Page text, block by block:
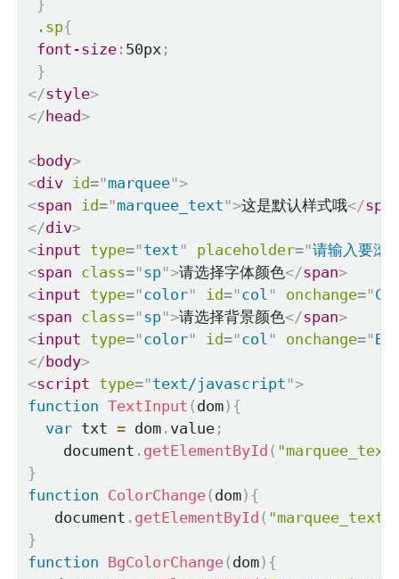
}
.sp{
font-size : 50px ;
}
</style>
</ head>
<body>
<div id="marquee">
<span id="marquee_text ">这是默认样式哦</
</div>
<input type="text " placeholder="请输入要滚
<span class="sp">请选择字体颜色</span>
<input type="color" id="col " onchange="
<span class="sp">请选择背景颜色</span>
<input type="color" id="col " onchange="
</ body>
<script type="text/javascript ">
function TextInput ( dom) {
var txt = dom . value ;
    document
. getElementById (
}
function ColorChange( dom) {
   document
. getElementById ( "marquee_text"
}
function BgColorChange( dom) {